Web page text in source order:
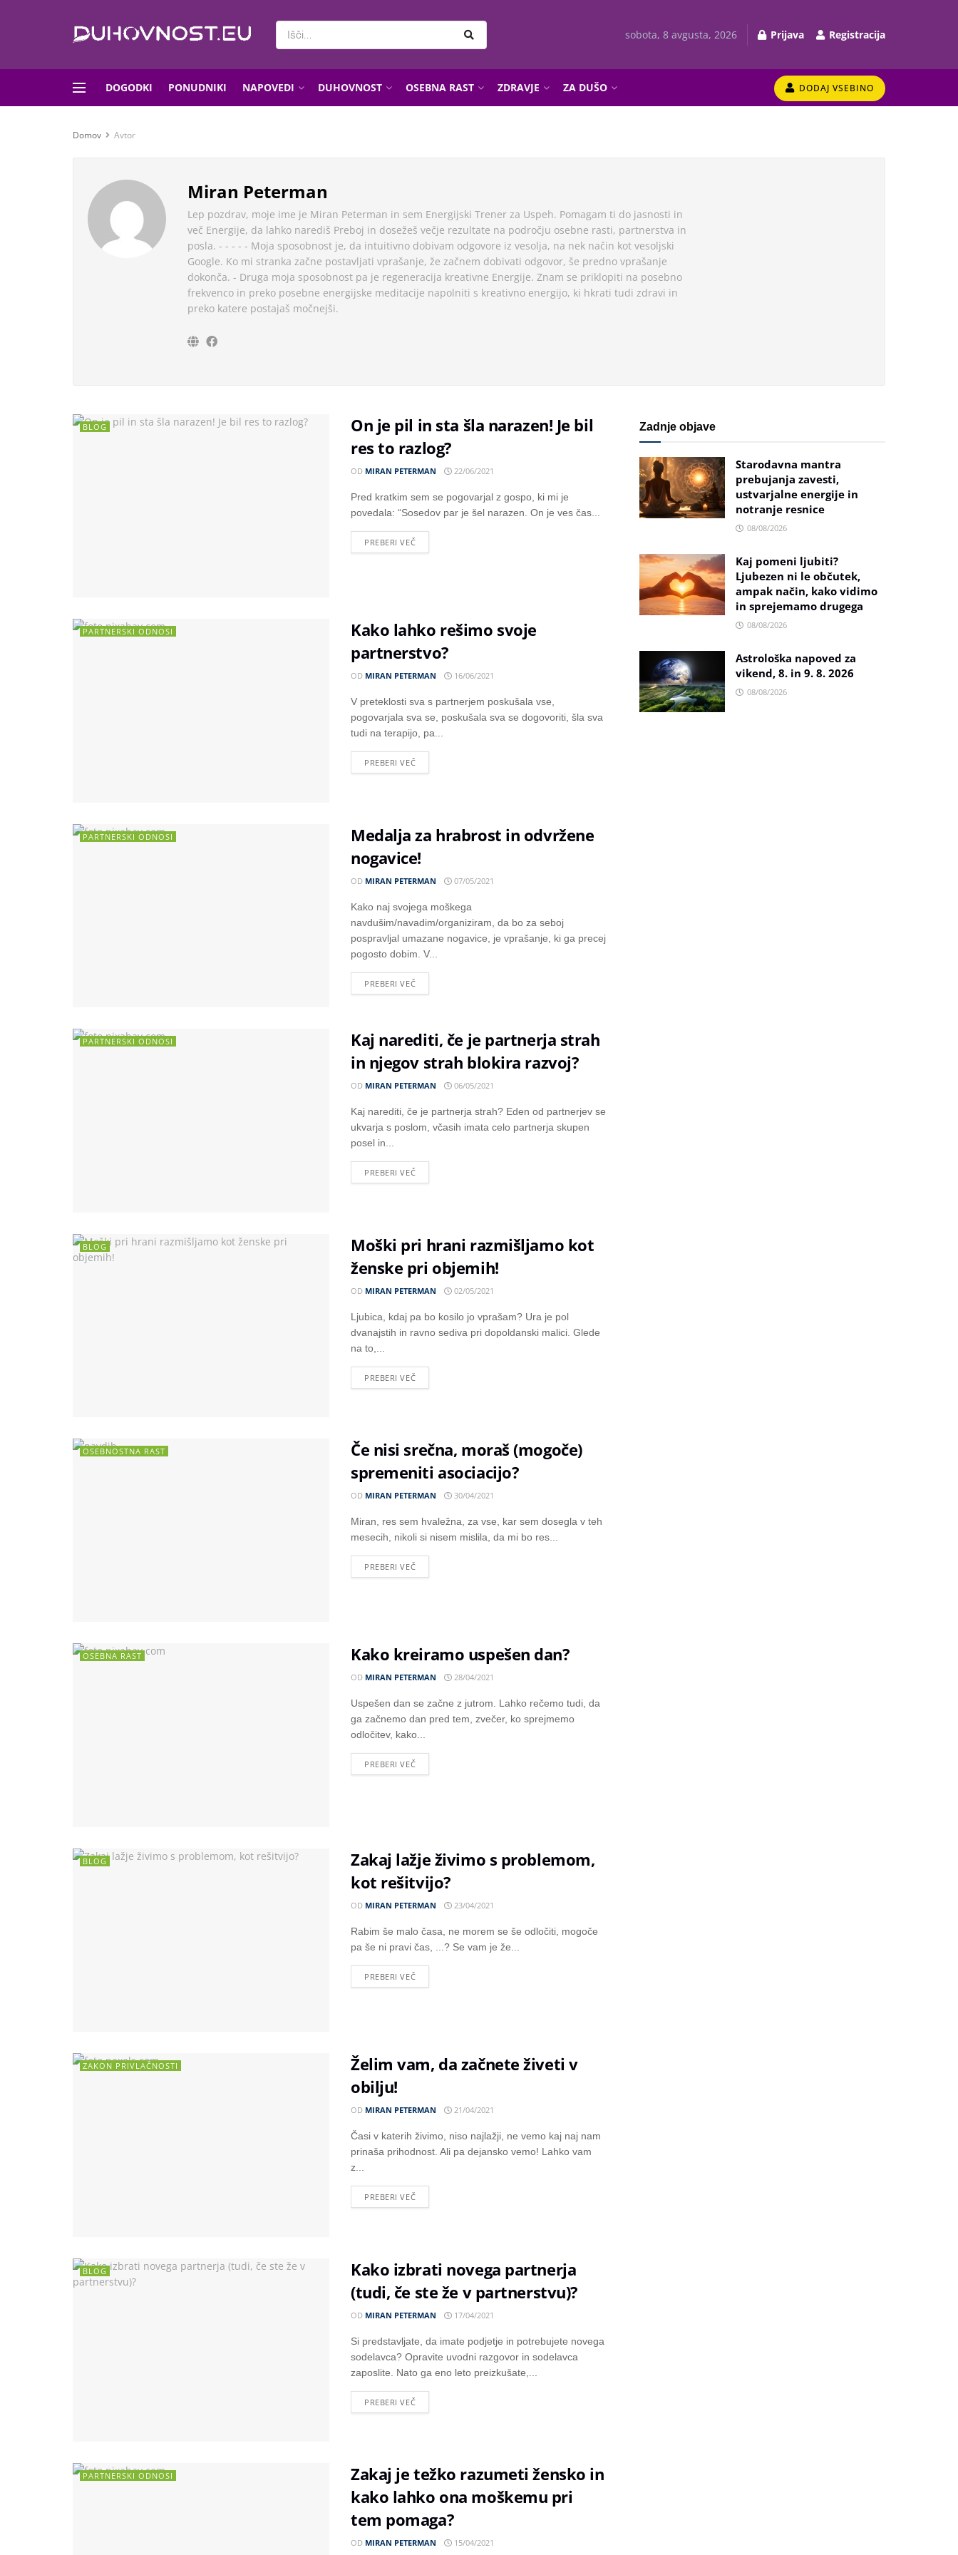
sobota, 8 avgusta, 2026 Prijava Registracija
DOGODKI PONUDNIKI NAPOVEDI DUHOVNOST OSEBNA RAST ZDRAVJE ZA DUŠO DODAJ VSEBINO
Domov Avtor
Miran Peterman
Lep pozdrav, moje ime je Miran Peterman in sem Energijski Trener za Uspeh. Pomagam ti do jasnosti in
več Energije, da lahko narediš Preboj in dosežeš večje rezultate na področju osebne rasti, partnerstva in
posla. - - - - - Moja sposobnost je, da intuitivno dobivam odgovore iz vesolja, na nek način kot vesoljski
Google. Ko mi stranka začne postavljati vprašanje, že začnem dobivati odgovor, še predno vprašanje
dokonča. - Druga moja sposobnost pa je regeneracija kreativne Energije. Znam se priklopiti na posebno
frekvenco in preko posebne energijske meditacije napolniti s kreativno energijo, ki hkrati tudi zdravi in
preko katere postajaš močnejši.
BLOG
On je pil in sta šla narazen! Je bil
res to razlog?
OD MIRAN PETERMAN 22/06/2021
Pred kratkim sem se pogovarjal z gospo, ki mi je
povedala: “Sosedov par je šel narazen. On je ves čas...
PREBERI VEČ
PARTNERSKI ODNOSI
Kako lahko rešimo svoje
partnerstvo?
OD MIRAN PETERMAN 16/06/2021
V preteklosti sva s partnerjem poskušala vse,
pogovarjala sva se, poskušala sva se dogovoriti, šla sva
tudi na terapijo, pa...
PREBERI VEČ
PARTNERSKI ODNOSI
Medalja za hrabrost in odvržene
nogavice!
OD MIRAN PETERMAN 07/05/2021
Kako naj svojega moškega
navdušim/navadim/organiziram, da bo za seboj
pospravljal umazane nogavice, je vprašanje, ki ga precej
pogosto dobim. V...
PREBERI VEČ
PARTNERSKI ODNOSI
Kaj narediti, če je partnerja strah
in njegov strah blokira razvoj?
OD MIRAN PETERMAN 06/05/2021
Kaj narediti, če je partnerja strah? Eden od partnerjev se
ukvarja s poslom, včasih imata celo partnerja skupen
posel in...
PREBERI VEČ
BLOG
Moški pri hrani razmišljamo kot
ženske pri objemih!
OD MIRAN PETERMAN 02/05/2021
Ljubica, kdaj pa bo kosilo jo vprašam? Ura je pol
dvanajstih in ravno sediva pri dopoldanski malici. Glede
na to,...
PREBERI VEČ
OSEBNOSTNA RAST
Če nisi srečna, moraš (mogoče)
spremeniti asociacijo?
OD MIRAN PETERMAN 30/04/2021
Miran, res sem hvaležna, za vse, kar sem dosegla v teh
mesecih, nikoli si nisem mislila, da mi bo res...
PREBERI VEČ
OSEBNA RAST Kako kreiramo uspešen dan?
OD MIRAN PETERMAN 28/04/2021
Uspešen dan se začne z jutrom. Lahko rečemo tudi, da
ga začnemo dan pred tem, zvečer, ko sprejmemo
odločitev, kako...
PREBERI VEČ
BLOG
Zakaj lažje živimo s problemom,
kot rešitvijo?
OD MIRAN PETERMAN 23/04/2021
Rabim še malo časa, ne morem se še odločiti, mogoče
pa še ni pravi čas, ...? Se vam je že...
PREBERI VEČ
ZAKON PRIVLAČNOSTI
Želim vam, da začnete živeti v
obilju!
OD MIRAN PETERMAN 21/04/2021
Časi v katerih živimo, niso najlažji, ne vemo kaj naj nam
prinaša prihodnost. Ali pa dejansko vemo! Lahko vam
z...
PREBERI VEČ
BLOG
Kako izbrati novega partnerja
(tudi, če ste že v partnerstvu)?
OD MIRAN PETERMAN 17/04/2021
Si predstavljate, da imate podjetje in potrebujete novega
sodelavca? Opravite uvodni razgovor in sodelavca
zaposlite. Nato ga eno leto preizkušate,...
PREBERI VEČ
PARTNERSKI ODNOSI
Zakaj je težko razumeti žensko in
kako lahko ona moškemu pri
tem pomaga?
OD MIRAN PETERMAN 15/04/2021
Zadnje objave
Starodavna mantra
prebujanja zavesti,
ustvarjalne energije in
notranje resnice
08/08/2026
Kaj pomeni ljubiti?
Ljubezen ni le občutek,
ampak način, kako vidimo
in sprejemamo drugega
08/08/2026
Astrološka napoved za
vikend, 8. in 9. 8. 2026
08/08/2026